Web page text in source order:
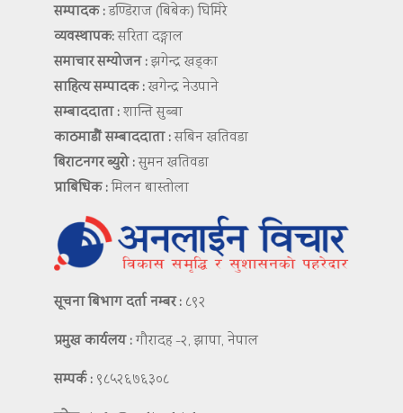
सम्पादक :डण्डिराज (बिबेक) घिमिरे
व्यवस्थापक:सरिता दङ्गाल
समाचार सम्योजन :झगेन्द्र खड्का
साहित्य सम्पादक :खगेन्द्र नेउपाने
सम्बाददाता :शान्ति सुब्बा
काठमाडौं सम्बाददाता :सबिन खतिवडा
बिराटनगर ब्युरो :सुमन खतिवडा
प्राबिधिक :मिलन बास्तोला
सूचना बिभाग दर्ता नम्बर : ८९२
प्रमुख कार्यलय :गौरादह -२, झापा, नेपाल
सम्पर्क : ९८५२६७६३०८